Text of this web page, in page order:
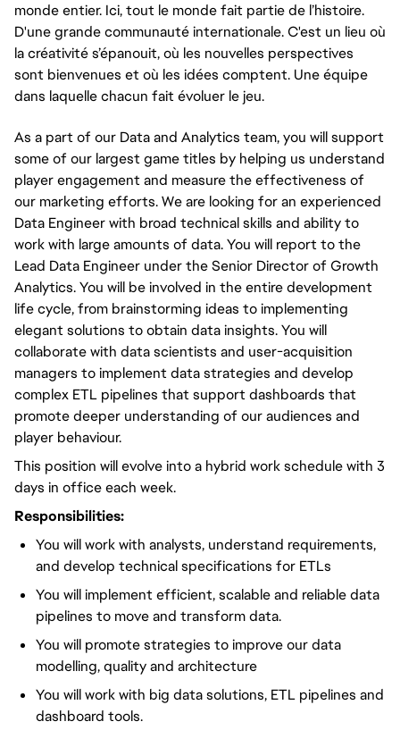
monde entier. Ici, tout le monde fait partie de l’histoire.
D'une grande communauté internationale. C'est un lieu où
la créativité s’épanouit, où les nouvelles perspectives
sont bienvenues et où les idées comptent. Une équipe
dans laquelle chacun fait évoluer le jeu.
As a part of our Data and Analytics team, you will support
some of our largest game titles by helping us understand
player engagement and measure the effectiveness of
our marketing efforts. We are looking for an experienced
Data Engineer with broad technical skills and ability to
work with large amounts of data. You will report to the
Lead Data Engineer under the Senior Director of Growth
Analytics. You will be involved in the entire development
life cycle, from brainstorming ideas to implementing
elegant solutions to obtain data insights. You will
collaborate with data scientists and user-acquisition
managers to implement data strategies and develop
complex ETL pipelines that support dashboards that
promote deeper understanding of our audiences and
player behaviour.
This position will evolve into a hybrid work schedule with 3
days in office each week.
Responsibilities:
You will work with analysts, understand requirements,
and develop technical specifications for ETLs
You will implement efficient, scalable and reliable data
pipelines to move and transform data.
You will promote strategies to improve our data
modelling, quality and architecture
You will work with big data solutions, ETL pipelines and
dashboard tools.